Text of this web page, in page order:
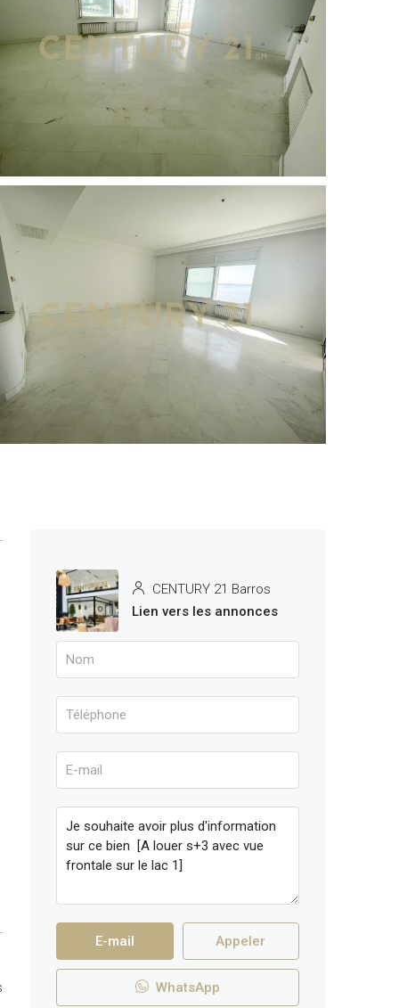
10 More
CENTURY 21 Barros
Lien vers les annonces
E-mail Appeler
WhatsApp